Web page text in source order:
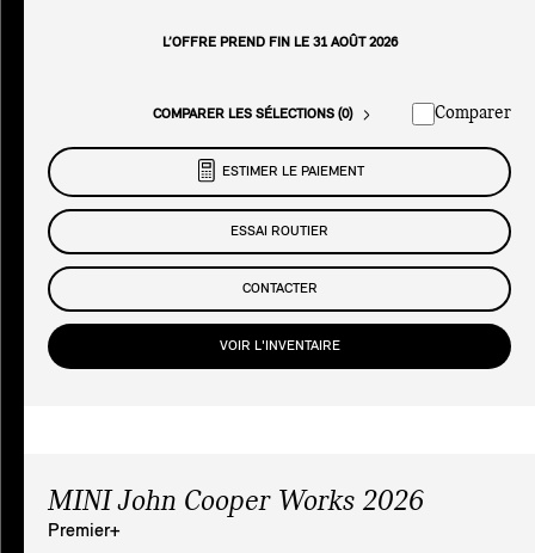
L’OFFRE PREND FIN LE 31 AOÛT 2026
Comparer
COMPARER LES SÉLECTIONS (0)
ESTIMER LE PAIEMENT
ESSAI ROUTIER
CONTACTER
VOIR L'INVENTAIRE
MINI John Cooper Works 2026
Premier+